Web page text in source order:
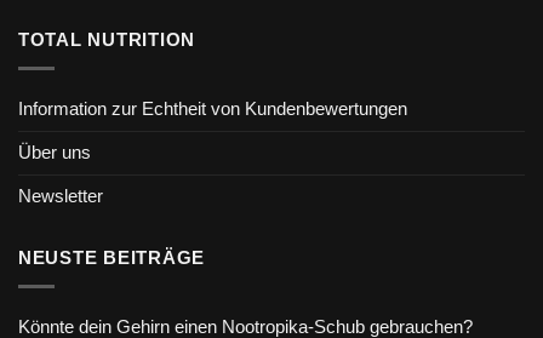
TOTAL NUTRITION
Information zur Echtheit von Kundenbewertungen
Über uns
Newsletter
NEUSTE BEITRÄGE
Könnte dein Gehirn einen Nootropika-Schub gebrauchen?